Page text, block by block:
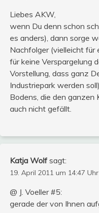
Liebes AKW,
wenn Du denn schon
es anders), dann sorge
Nachfolger (vielleicht für
für keine Verspargelung
Vorstellung, dass ganz
Industriepark werden
Bodens, die den ganzen
auch nicht gefällt.
Katja Wolf sagt:
19. April 2011 um 14:47 Uhr
@ J. Voeller #5:
gerade der von Ihnen